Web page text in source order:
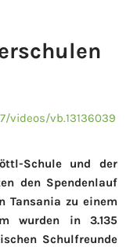
videos/vb.13136039
Schule und der
den Spendenlauf
Tansania zu einem
wurden in 3.135
Schulfreunde